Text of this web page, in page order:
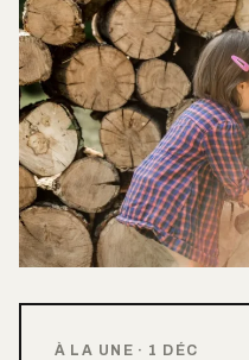
À LA UNE · 1 DÉC